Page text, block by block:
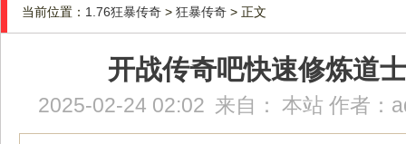
当前位置： 1.76狂暴传奇 > 狂暴传奇 > 正文
开战传奇吧快速修炼道
2025-02-24 02:02 来自： 本站 作者：